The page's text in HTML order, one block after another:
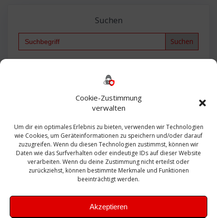
Cookie-Zustimmung
verwalten
Um dir ein optimales Erlebnis zu bieten, verwenden wir Technologien
wie Cookies, um Geräteinformationen zu speichern und/oder darauf
zuzugreifen. Wenn du diesen Technologien zustimmst, können wir
Daten wie das Surfverhalten oder eindeutige IDs auf dieser Website
verarbeiten. Wenn du deine Zustimmung nicht erteilst oder
zurückziehst, können bestimmte Merkmale und Funktionen
beeinträchtigt werden.
Akzeptieren
Suchen
Search
Bautagebuch
Exchange firewall Fritzbox
Microsoft
Sanierung SBS Security Server Sicherheit
Sicherung SIEM Sophos SSL Ubuntu
Update Upgrade UTM VCenter VCSA Veeam
VMWare VPN WAZUH Windows
Zertifikat